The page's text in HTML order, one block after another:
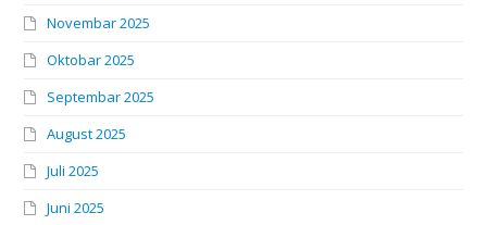
Novembar 2025
Oktobar 2025
Septembar 2025
August 2025
Juli 2025
Juni 2025